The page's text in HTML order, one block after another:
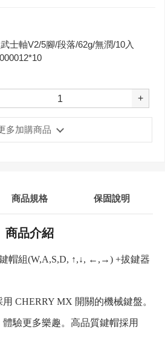
士軸V2/5腳/段落/62g/無潤/10入
+
多加購商品
商品規格 保固說明
商品介紹
帽組(W,A,S,D, ↑,↓, ←,→) +拔鍵器
CHERRY MX 開關的機械鍵盤。
驗更多樂趣。高品質鍵帽採用